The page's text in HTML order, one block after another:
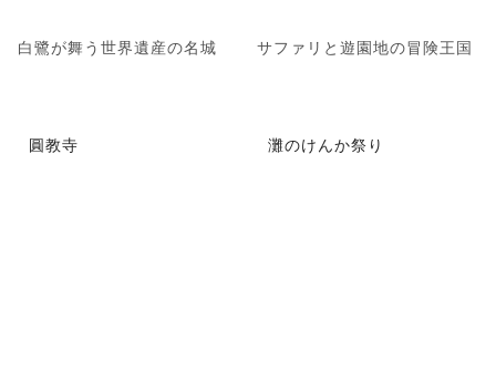
白鷺が舞う世界遺産の名城 サファリと遊園地の冒険王国
圓教寺 灘のけんか祭り